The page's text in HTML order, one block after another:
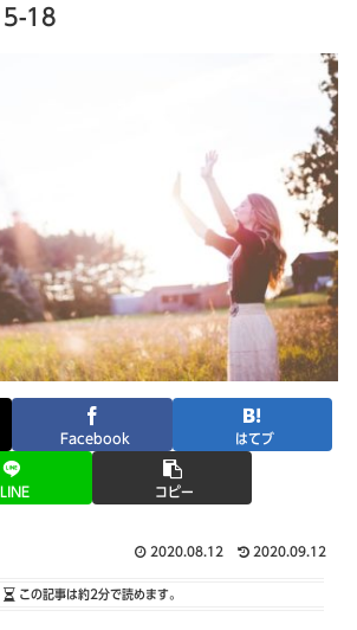
18
Facebook はてブ
LINE コピー
2020.08.12 2020.09.12
この記事は約2分で読めます。